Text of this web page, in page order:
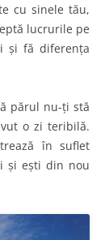
cu sinele tău,
lucrurile pe
și fă diferența
părul nu-ți stă
o zi teribilă.
în suflet
și ești din nou